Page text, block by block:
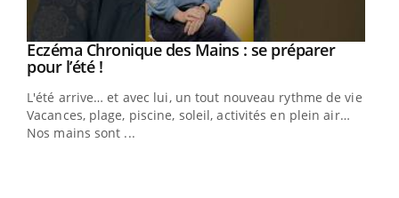
Youtube
Eczéma Chronique des Mains : se préparer
pour l’été !Youtube
L'été arrive… et avec lui, un tout nouveau rythme de vie !
Vacances, plage, piscine, soleil, activités en plein air…
Nos mains sont ...